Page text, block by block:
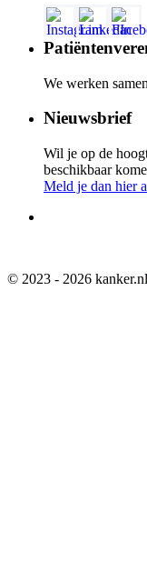
We werken
Nieuwsbrief
Wil je op de
beschikbaar
Meld je dan hier
© 2023 - 2026